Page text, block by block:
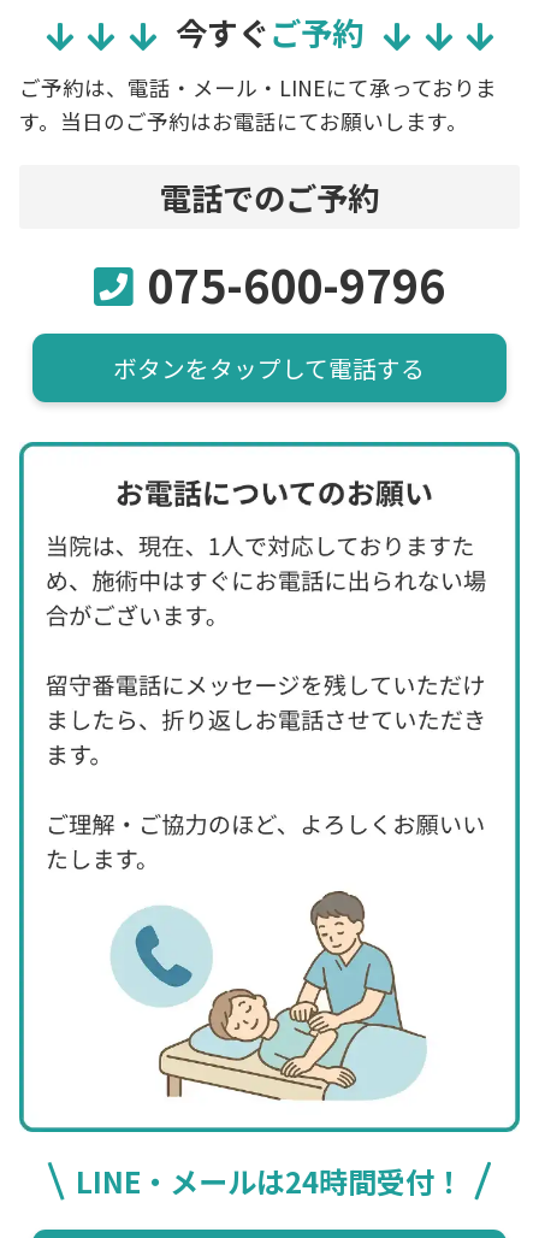
今すぐご予約
ご予約は、電話・メール・LINEにて承っておりま
す。当日のご予約はお電話にてお願いします。
電話でのご予約
075-600-9796
ボタンをタップして電話する
LINE・メールは24時間受付！